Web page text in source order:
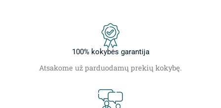
100% kokybės garantija
Atsakome už parduodamų prekių kokybę.